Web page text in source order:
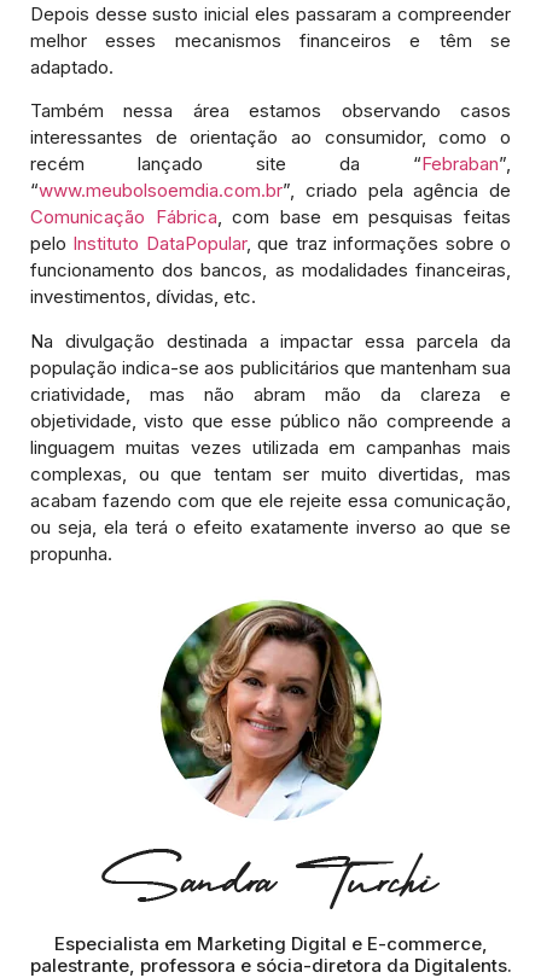
Depois desse susto inicial eles passaram a compreender
melhor esses mecanismos financeiros e têm se
adaptado.
Também nessa área estamos observando casos
interessantes de orientação ao consumidor, como o
recém lançado site da “Febraban”,
“www.meubolsoemdia.com.br”, criado pela agência de
Comunicação Fábrica, com base em pesquisas feitas
pelo Instituto DataPopular, que traz informações sobre o
funcionamento dos bancos, as modalidades financeiras,
investimentos, dívidas, etc.
Na divulgação destinada a impactar essa parcela da
população indica-se aos publicitários que mantenham sua
criatividade, mas não abram mão da clareza e
objetividade, visto que esse público não compreende a
linguagem muitas vezes utilizada em campanhas mais
complexas, ou que tentam ser muito divertidas, mas
acabam fazendo com que ele rejeite essa comunicação,
ou seja, ela terá o efeito exatamente inverso ao que se
propunha.
Especialista em Marketing Digital e E-commerce,
palestrante, professora e sócia-diretora da Digitalents.